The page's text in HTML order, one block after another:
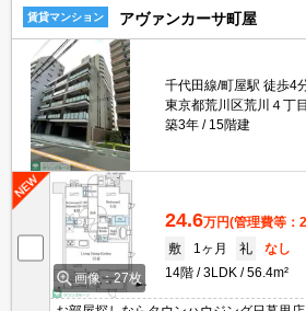
賃貸マンション アヴァンカーサ町屋
千代田線/町屋駅 徒歩4
東京都荒川区荒川４丁目
築3年
15階建
画像：27枚
24.6万円(管理費等：
敷
1ヶ月 礼
なし
14階
3LDK 56.4m²